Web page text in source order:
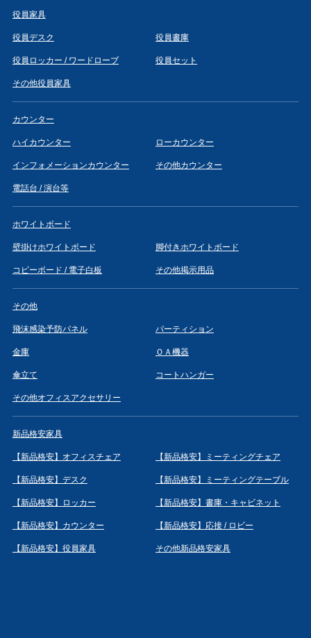
役員家具
役員デスク 役員書庫
役員ロッカー / ワードローブ 役員セット
その他役員家具
カウンター
ハイカウンター ローカウンター
インフォメーションカウンター その他カウンター
電話台 / 演台等
ホワイトボード
壁掛けホワイトボード 脚付きホワイトボード
コピーボード / 電子白板 その他掲示用品
その他
飛沫感染予防パネル パーティション
金庫 ＯＡ機器
傘立て コートハンガー
その他オフィスアクセサリー
新品格安家具
【新品格安】オフィスチェア 【新品格安】ミーティングチェア
【新品格安】デスク 【新品格安】ミーティングテーブル
【新品格安】ロッカー 【新品格安】書庫・キャビネット
【新品格安】カウンター 【新品格安】応接 / ロビー
【新品格安】役員家具 その他新品格安家具